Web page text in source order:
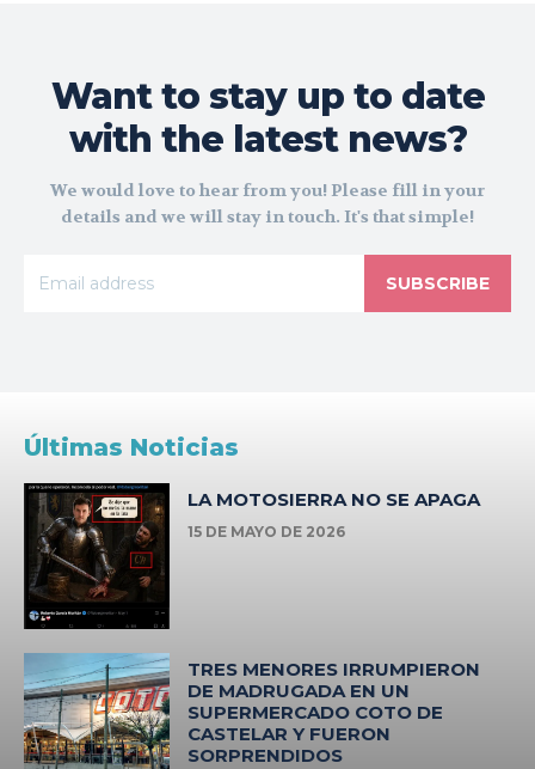
Want to stay up to date
with the latest news?
We would love to hear from you! Please fill in your
details and we will stay in touch. It's that simple!
SUBSCRIBE
Últimas Noticias
LA MOTOSIERRA NO SE APAGA
15 DE MAYO DE 2026
TRES MENORES IRRUMPIERON
DE MADRUGADA EN UN
SUPERMERCADO COTO DE
CASTELAR Y FUERON
SORPRENDIDOS